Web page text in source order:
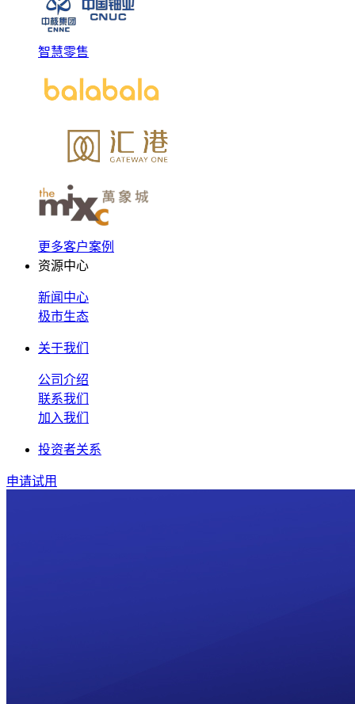
智慧零售
更多客户案例
资源中心
新闻中心
极市生态
关于我们
公司介绍
联系我们
加入我们
投资者关系
申请试用